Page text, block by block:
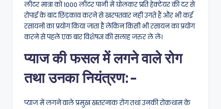
लीटर मात्रा को 1000 लीटर पानी में घोलकर प्रति हेक्टेयर की दर से
रोपाई के बाद छिड़काव करने से खरपतवार नहीं उगते हैं और भी कई
रसायनों का प्रयोग किया जाता है लेकिन किसी भी रसायन का प्रयोग
करने से पहले एक बार विशेषज्ञ की सलाह जरुर ले लें।
प्याज की फसल में लगने वाले रोग
तथा उनका नियंत्रण:-
प्याज में लगने वाले प्रमुख खतरनाक रोग तथा उनकी रोकथाम के